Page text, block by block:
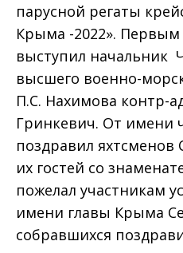
парусной регаты
Крыма -2022».
выступил начальник
высшего военно-
П.С. Нахимова контр-
Гринкевич. От имени
поздравил яхтсменов
их гостей со
пожелал участникам
имени главы Крыма
собравшихся